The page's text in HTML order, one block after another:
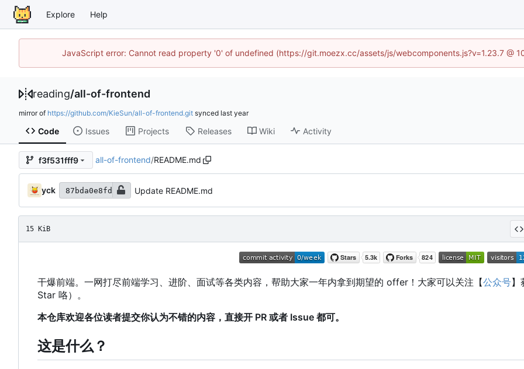
Explore Help
JavaScript error: Cannot read property '0' of undefined (https://git.moezx.cc/assets/js/webcomponents.js?v=1.23.7 @
reading/all-of-frontend
mirror of https://github.com/KieSun/all-of-frontend.git synced
Code Issues Projects Releases Wiki Activity
f3f531fff9 all-of-frontend/README.md
yck 87bda0e8fd Update README.md
15 KiB
干爆前端。一网打尽前端学习、进阶、面试等各类内容，帮助大家一年内拿到期望的 offer ！ 大家可以关注【公众号】
Star 咯）。
本仓库欢迎各位读者提交你认为不错的内容，直接开 PR 或者 Issue 都可。
这是什么？